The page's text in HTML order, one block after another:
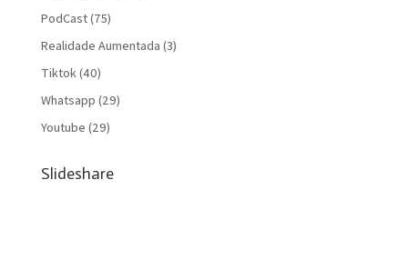
PodCast(75)
Realidade Aumentada (3)
Tiktok (40)
Whatsapp (29)
Youtube (29)
Slideshare